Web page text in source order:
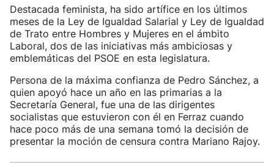
Destacada feminista, ha sido artífice en los últimos
meses de la Ley de Igualdad Salarial y Ley de Igualdad
de Trato entre Hombres y Mujeres en el ámbito
Laboral, dos de las iniciativas más ambiciosas y
emblemáticas del PSOE en esta legislatura.
Persona de la máxima confianza de Pedro Sánchez, a
quien apoyó hace un año en las primarias a la
Secretaría General, fue una de las dirigentes
socialistas que estuvieron con él en Ferraz cuando
hace poco más de una semana tomó la decisión de
presentar la moción de censura contra Mariano Rajoy.